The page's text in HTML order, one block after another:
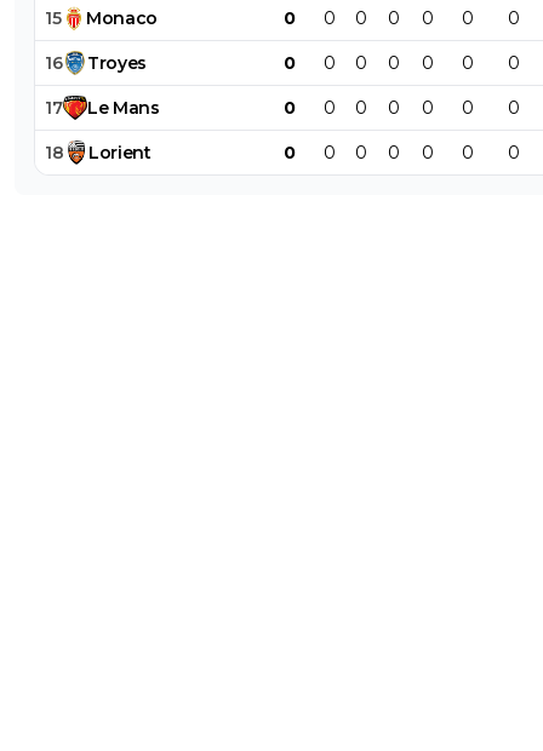
15 Monaco 0 0 0 0 0 0 0
16 Troyes 0 0 0 0 0 0 0
17 Le Mans 0 0 0 0 0 0 0
18 Lorient 0 0 0 0 0 0 0